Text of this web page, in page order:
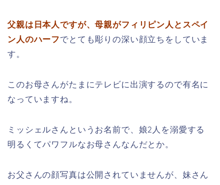
父親は日本人ですが、母親がフィリピン人とスペイ
ン人のハーフでとても彫りの深い顔立ちをしていま
す。
このお母さんがたまにテレビに出演するので有名に
なっていますね。
ミッシェルさんというお名前で、娘2人を溺愛する
明るくてパワフルなお母さんなんだとか。
お父さんの顔写真は公開されていませんが、妹さん